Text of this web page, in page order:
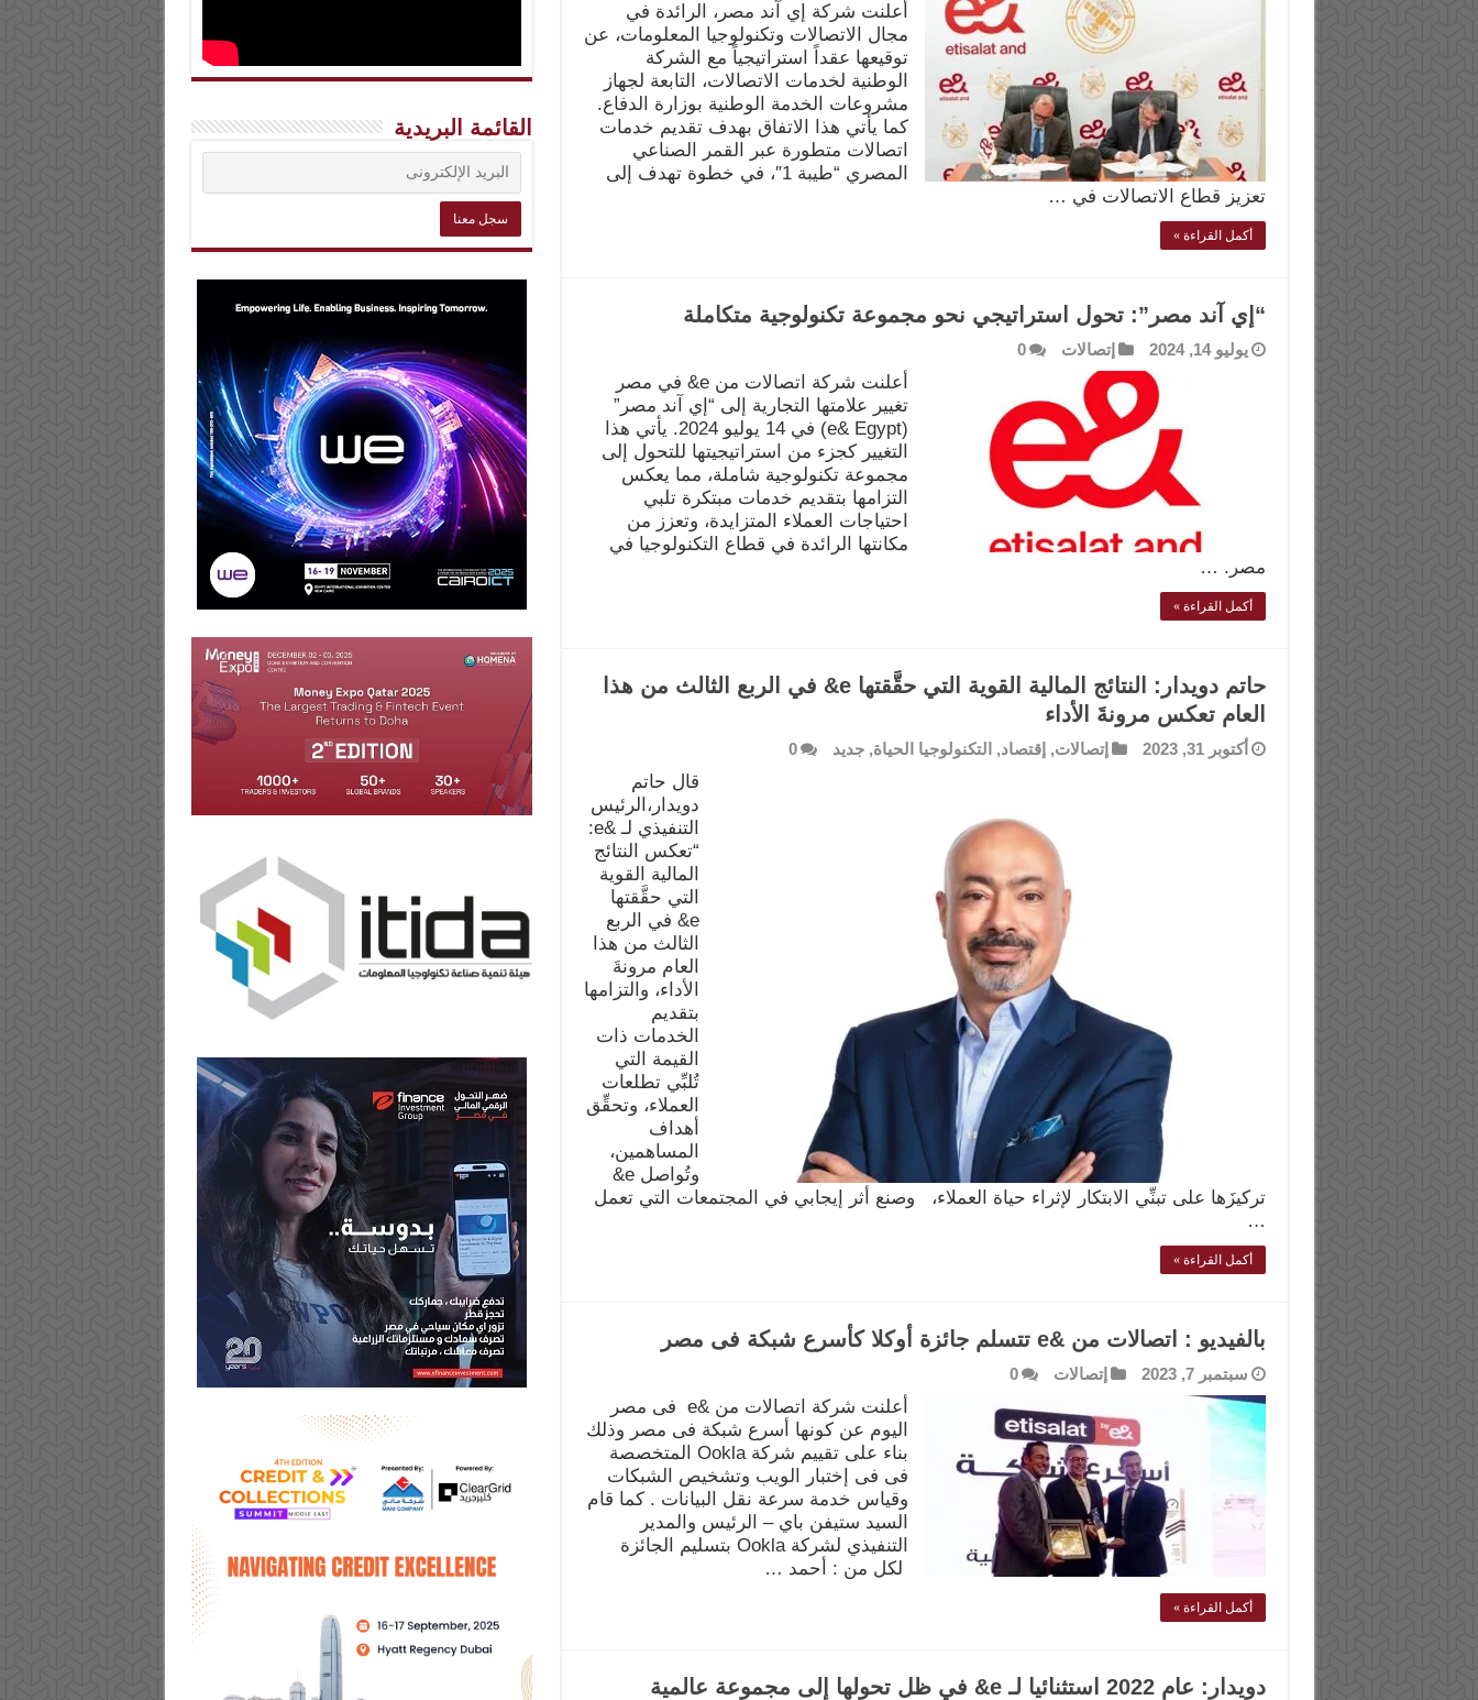
أعلنت شركة إي آند مصر، الرائدة في
مجال الاتصالات وتكنولوجيا المعلومات، عن
توقيعها عقداً استراتيجياً مع الشركة
الوطنية لخدمات الاتصالات، التابعة لجهاز
مشروعات الخدمة الوطنية بوزارة الدفاع.
كما يأتي هذا الاتفاق بهدف تقديم خدمات
اتصالات متطورة عبر القمر الصناعي
المصري “طيبة 1″، في خطوة تهدف إلى
تعزيز قطاع الاتصالات في …
أكمل القراءة »
“إي آند مصر”: تحول استراتيجي نحو مجموعة تكنولوجية متكاملة
يوليو 14, 2024 إتصالات 0
أعلنت شركة اتصالات من e& في مصر
تغيير علامتها التجارية إلى “إي آند مصر”
(e& Egypt) في 14 يوليو 2024. يأتي هذا
التغيير كجزء من استراتيجيتها للتحول إلى
مجموعة تكنولوجية شاملة، مما يعكس
التزامها بتقديم خدمات مبتكرة تلبي
احتياجات العملاء المتزايدة، وتعزز من
مكانتها الرائدة في قطاع التكنولوجيا في
مصر. …
أكمل القراءة »
حاتم دويدار: النتائج المالية القوية التي حقَّقتها e& في الربع الثالث من هذا
العام تعكس مرونةَ الأداء
أكتوبر 31, 2023 إتصالات, إقتصاد, التكنولوجيا الحياة,جديد 0
قال حاتم
دويدار،الرئيس
التنفيذي لـ &e:
“تعكس النتائج
المالية القوية
التي حقَّقتها
e& في الربع
الثالث من هذا
العام مرونةَ
الأداء، والتزامها
بتقديم
الخدمات ذات
القيمة التي
تُلبِّي تطلعات
العملاء، وتحقِّق
أهداف
المساهمين،
وتُواصل e&
تركيزَها على تبنِّي الابتكار لإثراء حياة العملاء، وصنع أثر إيجابي في المجتمعات التي تعمل
…
أكمل القراءة »
بالفيديو : اتصالات من &e تتسلم جائزة أوكلا كأسرع شبكة فى مصر
سبتمبر 7, 2023 إتصالات 0
أعلنت شركة اتصالات من &e فى مصر
اليوم عن كونها أسرع شبكة فى مصر وذلك
بناء على تقييم شركة Ookla المتخصصة
فى فى إختبار الويب وتشخيص الشبكات
وقياس خدمة سرعة نقل البيانات . كما قام
السيد ستيفن باي – الرئيس والمدير
التنفيذي لشركة Ookla بتسليم الجائزة
لكل من : أحمد …
أكمل القراءة »
دويدار: عام 2022 استثنائيا لـ e& في ظل تحولها إلى مجموعة عالمية
القائمة البريدية